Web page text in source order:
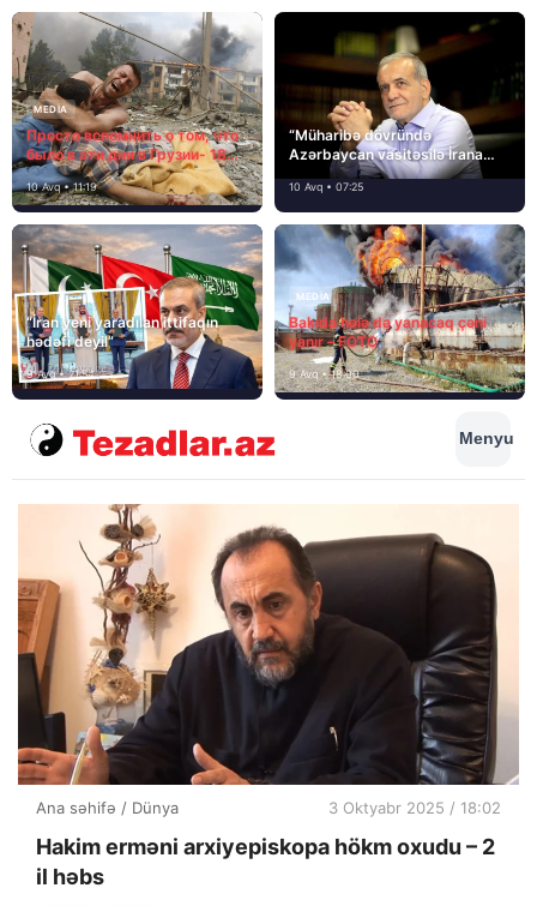
MEDİA
Просто вспомнить о том, что
было в эти дни в Грузии- 18
лет назад, 8 августа 2008
года…
10 Avq • 11:19
“Müharibə dövründə
Azərbaycan vasitəsilə İrana
yardım və dəstək göstərilib”
10 Avq • 07:25
“İran yeni yaradılan ittifaqın
hədəfi deyil”
9 Avq • 21:54
MEDİA
Bakıda hələ də yanacaq çəni
yanır – FOTO
9 Avq • 18:00
Menyu
Ana səhifə / Dünya 3 Oktyabr 2025 / 18:02
Hakim erməni arxiyepiskopa hökm oxudu – 2
il həbs